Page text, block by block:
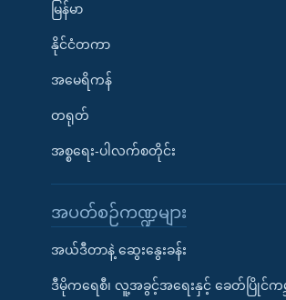
မြန်မာ
နိုင်ငံတကာ
အမေရိကန်
တရုတ်
အစ္စရေး-ပါလက်စတိုင်း
အပတ်စဉ်ကဏ္ဍများ
အယ်ဒီတာနဲ့ ဆွေးနွေးခန်း
ဒီမိုကရေစီ၊ လူ့အခွင့်အရေးနှင့် ခေတ်ပြိုင်ကမ္